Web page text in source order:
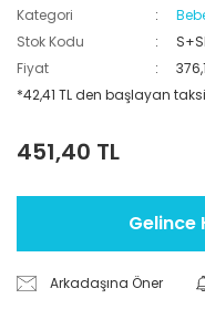
Kategori
Stok Kodu
Fiyat
*42,41 TL den başlayan
451,40 TL
Gelince
Arkadaşına Öner